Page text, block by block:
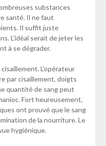
substances
santé. Il ne faut
Il suffit juste
L’idéal serait de jeter les
à se dégrader.
L’opérateur
par cisaillement, doigts
quantité de sang peut
Fort heureusement,
ont prouvé que le sang
de la nourriture. Le
hygiénique.